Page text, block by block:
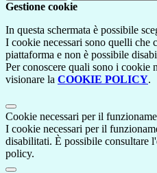
Gestione cookie
In questa schermata è possibile
I cookie necessari sono quelli che
piattaforma e non è possibile
Per conoscere quali sono i cookie
visionare la COOKIE POLICY.
Cookie necessari per il
I cookie necessari per il
disabilitati. È possibile consultare
policy.